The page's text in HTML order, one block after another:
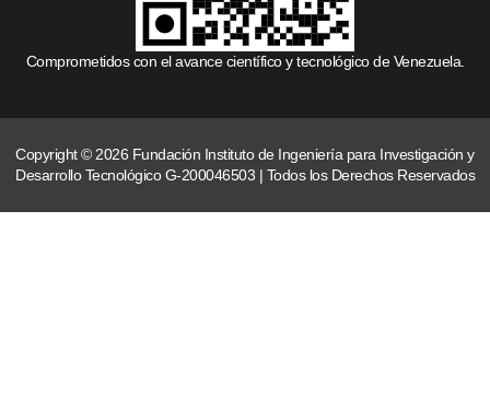
Comprometidos con el avance científico y tecnológico de Venezuela.
Copyright © 2026 Fundación Instituto de Ingeniería para Investigación y
Desarrollo Tecnológico G-200046503 | Todos los Derechos Reservados